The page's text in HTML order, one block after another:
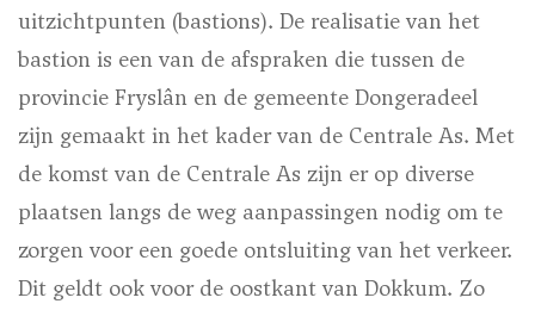
uitzichtpunten (bastions). De realisatie van het
bastion is een van de afspraken die tussen de
provincie Fryslân en de gemeente Dongeradeel
zijn gemaakt in het kader van de Centrale As. Met
de komst van de Centrale As zijn er op diverse
plaatsen langs de weg aanpassingen nodig om te
zorgen voor een goede ontsluiting van het verkeer.
Dit geldt ook voor de oostkant van Dokkum. Zo